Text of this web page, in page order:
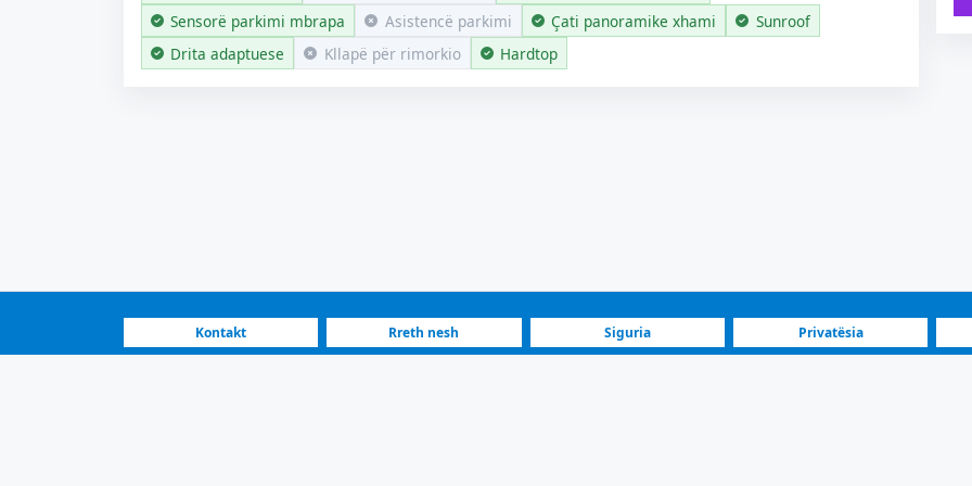
Sensorë parkimi mbrapa
Asistencë parkimi Çati panoramike xhami
Sunroof
Drita adaptuese
Kllapë për rimorkio Hardtop
Kontakt Rreth nesh Siguria Privatësia